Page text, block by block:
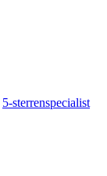
5-sterrenspecialist